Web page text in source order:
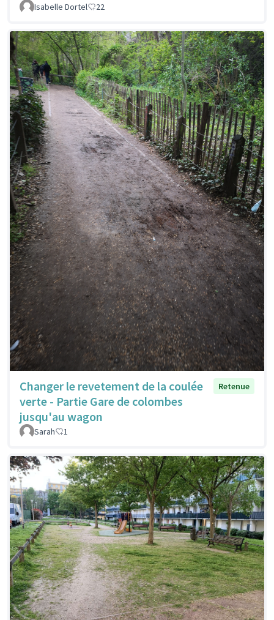
Isabelle Dortel 22
Changer le revetement de la coulée
verte - Partie Gare de colombes
jusqu'au wagon
Retenue
Sarah 1